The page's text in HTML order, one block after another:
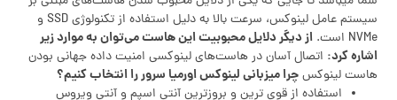
سیستم عامل لینوکس، سرعت بالا به دلیل استفاده از تکنولوژی SSD و
NVMe است.
از دیگر دلایل محبوبیت این هاست می‌توان به موارد زیر
اشاره کرد: اتصال آسان در هاست‌های لینوکسی امنیت داده جهانی بودن
هاست لینوکسچرا میزبانی لینوکس اورمیا سرور را انتخاب کنیم؟
استفاده از قوی ترین و بروزترین آنتی اسپم و آنتی ویروس